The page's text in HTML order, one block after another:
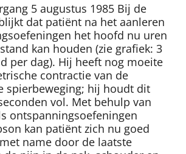
5 augustus 1985 Bij de
dat patiënt na het aanleren
het hoofd nu uren
kan houden (zie grafiek: 3
per dag). Hij heeft nog moeite
contractie van de
spierbeweging; hij houdt dit
vol. Met behulp van
ontspanningsoefeningen
kan patiënt zich nu goed
name door de laatste